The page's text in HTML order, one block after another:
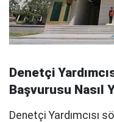
Denetçi
Başvurusu Nasıl
Denetçi Yardımcısı